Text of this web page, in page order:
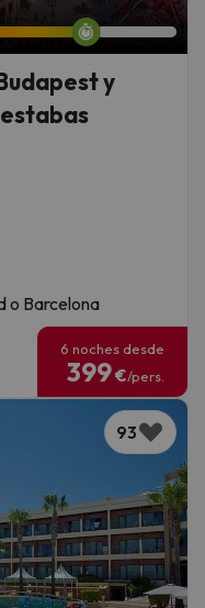
y
o Barcelona
6 noches desde
399€/pers.
93